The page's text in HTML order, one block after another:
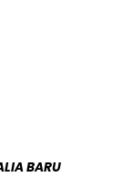
BARU